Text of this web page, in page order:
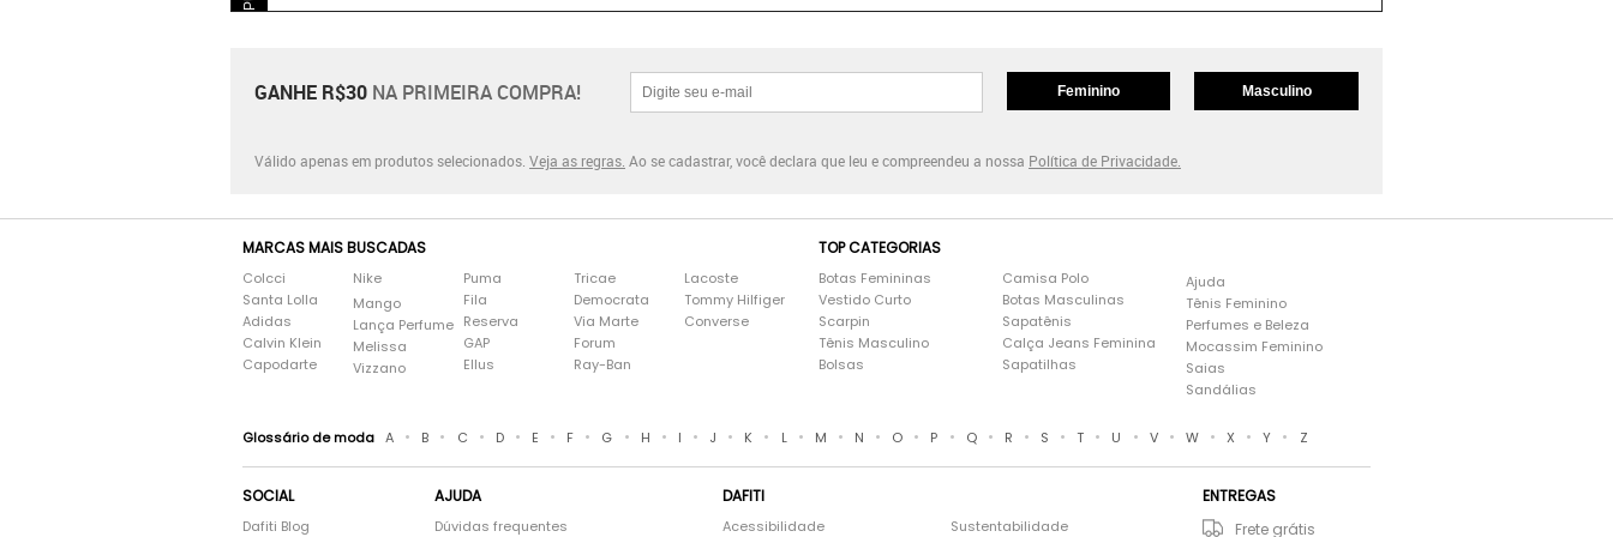
GANHE R$30 NA PRIMEIRA COMPRA! Feminino Masculino
Válido apenas em produtos selecionados. Veja as regras. Ao se cadastrar, você declara que leu e compreendeu a nossa Política de Privacidade.
MARCAS MAIS BUSCADAS
Colcci
Santa Lolla
Adidas
Calvin Klein
Capodarte
Nike
Mango
Lança Perfume
Melissa
Vizzano
Puma
Fila
Reserva
GAP
Ellus
Tricae
Democrata
Via Marte
Forum
Ray-Ban
Lacoste
Tommy Hilfiger
Converse
TOP CATEGORIAS
Botas Femininas
Vestido Curto
Scarpin
Tênis Masculino
Bolsas
Camisa Polo
Botas Masculinas
Sapatênis
Calça Jeans Feminina
Sapatilhas
Ajuda
Tênis Feminino
Perfumes e Beleza
Mocassim Feminino
Saias
Sandálias
Glossário de moda A • B • C • D • E • F • G • H • I • J • K • L • M • N • O • P • Q • R • S • T • U • V • W • X • Y • Z
SOCIAL
Dafiti Blog
AJUDA
Dúvidas frequentes
DAFITI
Acessibilidade Sustentabilidade
ENTREGAS
Frete grátis